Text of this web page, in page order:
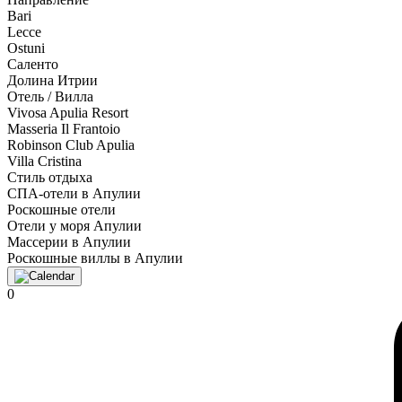
Bari
Lecce
Ostuni
Саленто
Долина Итрии
Отель / Вилла
Vivosa Apulia Resort
Masseria Il Frantoio
Robinson Club Apulia
Villa Cristina
Стиль отдыха
СПА-отели в Апулии
Роскошные отели
Отели у моря Апулии
Массерии в Апулии
Роскошные виллы в Апулии
0